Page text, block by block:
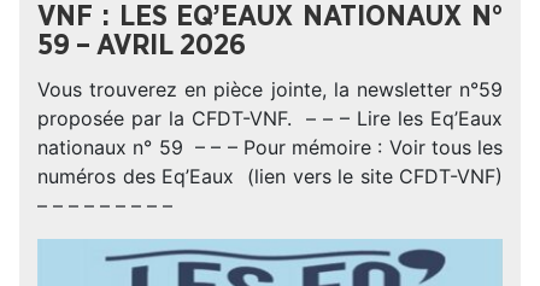
VNF : LES EQ’EAUX NATIONAUX N°
59 – AVRIL 2026
Vous trouverez en pièce jointe, la newsletter n°59
proposée par la CFDT-VNF. – – – Lire les Eq’Eaux
nationaux n° 59 – – – Pour mémoire : Voir tous les
numéros des Eq’Eaux (lien vers le site CFDT-VNF)
– – – – – – – – –